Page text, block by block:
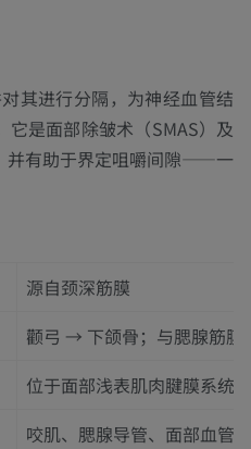
其进行分隔，为神经血管结
是面部除皱术（SMAS）及
并有助于界定咀嚼间隙——一
源自颈深筋膜
颧弓 → 下颌骨；与腮腺筋膜
位于面部浅表肌肉腱膜系统
咬肌、腮腺导管、面部血管